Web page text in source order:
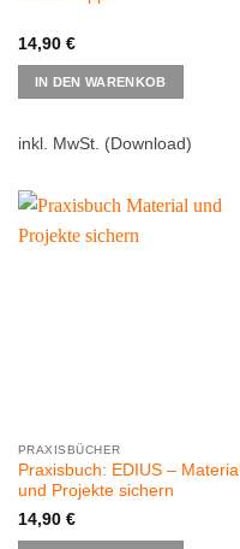
14,90 €
IN DEN WARENKOB
inkl. MwSt. (Download)
PRAXISBÜCHER
Praxisbuch: EDIUS – Material
und Projekte sichern
14,90 €